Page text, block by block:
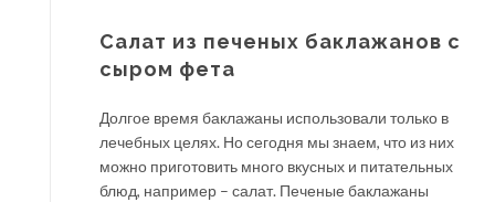
Салат из печеных баклажанов с
сыром фета
Долгое время баклажаны использовали только в
лечебных целях. Но сегодня мы знаем, что из них
можно приготовить много вкусных и питательных
блюд, например – салат. Печеные баклажаны